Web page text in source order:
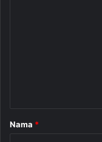
r
Nama *